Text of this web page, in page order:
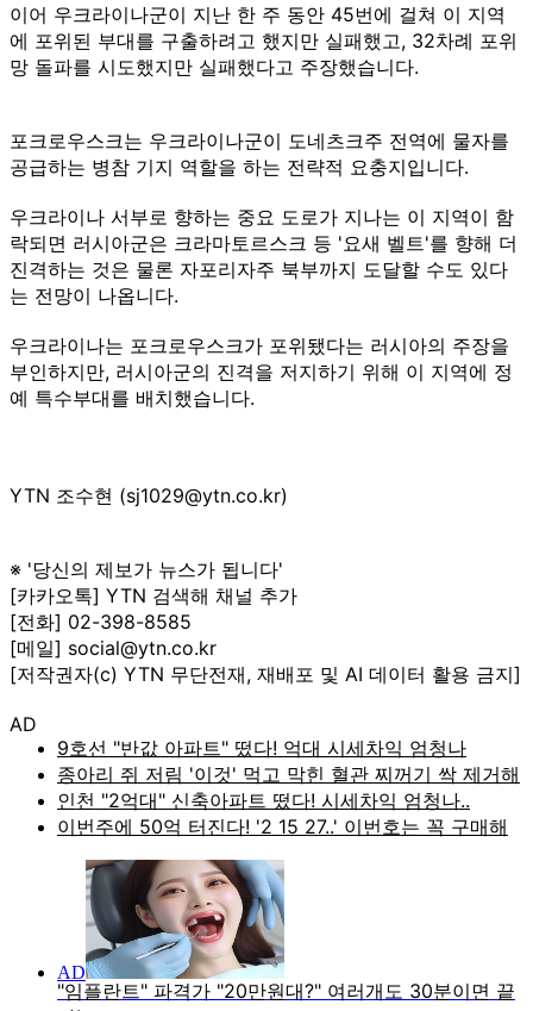
이어 우크라이나군이 지난 한 주 동안 45번에 걸쳐 이 지역
에 포위된 부대를 구출하려고 했지만 실패했고, 32차례 포위
망 돌파를 시도했지만 실패했다고 주장했습니다.
포크로우스크는 우크라이나군이 도네츠크주 전역에 물자를
공급하는 병참 기지 역할을 하는 전략적 요충지입니다.
우크라이나 서부로 향하는 중요 도로가 지나는 이 지역이 함
락되면 러시아군은 크라마토르스크 등 '요새 벨트'를 향해 더
진격하는 것은 물론 자포리자주 북부까지 도달할 수도 있다
는 전망이 나옵니다.
우크라이나는 포크로우스크가 포위됐다는 러시아의 주장을
부인하지만, 러시아군의 진격을 저지하기 위해 이 지역에 정
예 특수부대를 배치했습니다.
YTN 조수현 (sj1029@ytn.co.kr)
※ '당신의 제보가 뉴스가 됩니다'
[카카오톡] YTN 검색해 채널 추가
[전화] 02-398-8585
[메일] social@ytn.co.kr
[저작권자(c) YTN 무단전재, 재배포 및 AI 데이터 활용 금지]
AD